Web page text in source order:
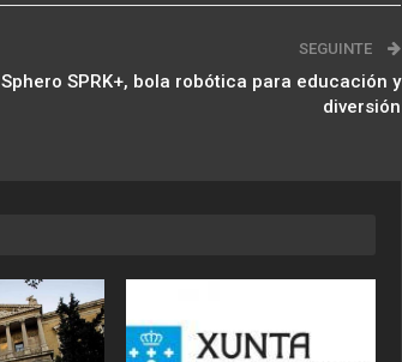
SEGUINTE
Sphero SPRK+, bola robótica para educación y
diversión